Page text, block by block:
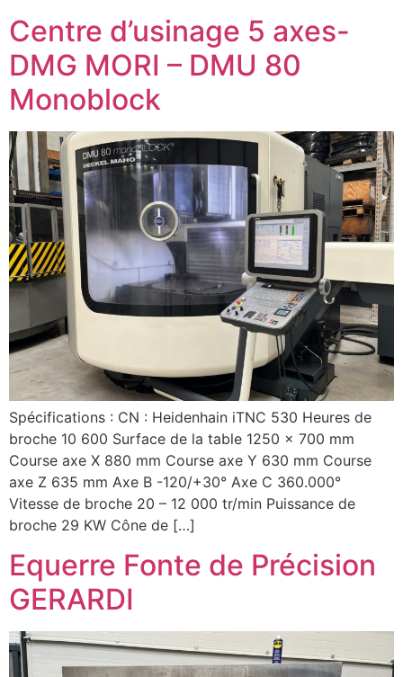
Centre d’usinage 5 axes-
DMG MORI – DMU 80
Monoblock
Spécifications : CN : Heidenhain iTNC 530 Heures de
broche 10 600 Surface de la table 1250 x 700 mm
Course axe X 880 mm Course axe Y 630 mm Course
axe Z 635 mm Axe B -120/+30° Axe C 360.000°
Vitesse de broche 20 – 12 000 tr/min Puissance de
broche 29 KW Cône de […]
Equerre Fonte de Précision
GERARDI